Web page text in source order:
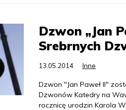
Dzwon „Jan
Srebrnych
13.05.2014 Inne
Dzwon "Jan Paweł II"
Dzwonów Katedry na
rocznicę urodzin Karola